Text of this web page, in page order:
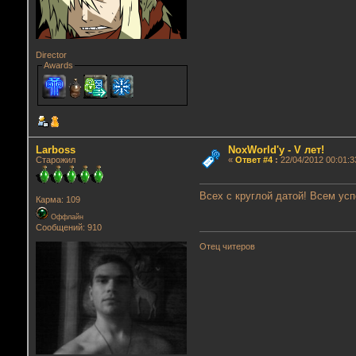
Director
Awards
Lаrboss
Старожил
Карма: 109
Оффлайн
Сообщений: 910
NoxWorld'у - V лет!
« Ответ #4: 22/04/2012
Всех с круглой датой! Всем
Отец читеров